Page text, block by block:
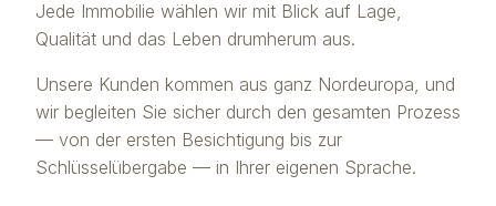
Jede Immobilie wählen wir mit Blick auf Lage,
Qualität und das Leben drumherum aus.
Unsere Kunden kommen aus ganz Nordeuropa, und
wir begleiten Sie sicher durch den gesamten Prozess
— von der ersten Besichtigung bis zur
Schlüsselübergabe — in Ihrer eigenen Sprache.